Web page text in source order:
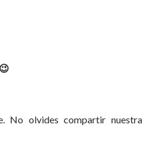
No olvides compartir nuestra